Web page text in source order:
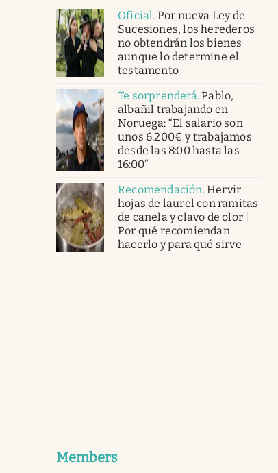
Oficial. Por nueva Ley de
Sucesiones, los herederos
no obtendrán los bienes
aunque lo determine el
testamento
Te sorprenderá.Pablo,
albañil trabajando en
Noruega: “El salario son
unos 6.200€ y trabajamos
desde las 8:00 hasta las
16:00”
Recomendación.Hervir
hojas de laurel con ramitas
de canela y clavo de olor |
Por qué recomiendan
hacerlo y para qué sirve
Members